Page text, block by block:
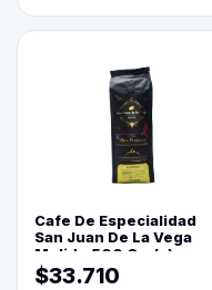
Cafe De Especialidad
San Juan De La Vega
Molido 500 Grs(=)
$33.710